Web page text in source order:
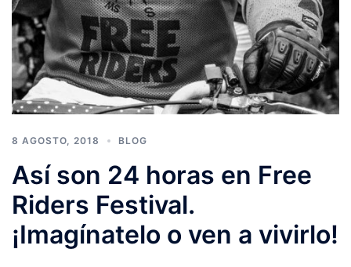
8 AGOSTO, 2018 BLOG
Así son 24 horas en Free
Riders Festival.
¡Imagínatelo o ven a vivirlo!